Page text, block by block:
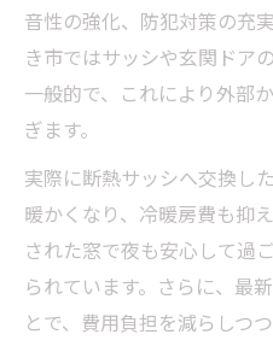
音性の強化、防犯対策の充
き市ではサッシや玄関ドア
一般的で、これにより外部
ぎます。
実際に断熱サッシへ交換し
暖かくなり、冷暖房費も抑
された窓で夜も安心して過
られています。さらに、最
とで、費用負担を減らしつ